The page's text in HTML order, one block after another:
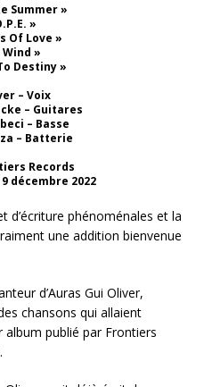
Summer »
»
Of Love »
Wind »
Destiny »
– Voix
– Guitares
– Basse
– Batterie
Records
décembre 2022
d’écriture phénoménales et la
une addition bienvenue
d’Auras Gui Oliver,
chansons qui allaient
publié par Frontiers